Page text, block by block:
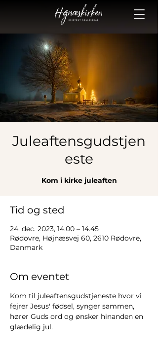
Juleaftensgudstjen
este
Kom i kirke juleaften
Tid og sted
24. dec. 2023, 14.00 – 14.45
Rødovre, Højnæsvej 60, 2610 Rødovre,
Danmark
Om eventet
Kom til juleaftensgudstjeneste hvor vi
fejrer Jesus' fødsel, synger sammen,
hører Guds ord og ønsker hinanden en
glædelig jul.